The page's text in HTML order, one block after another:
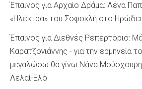
Έπαινος για Αρχαίο Δράμα: Λένα
«Ηλέκτρα» του Σοφοκλή στο
Έπαινος για Διεθνές Ρεπερτόριο:
Καρατζογιάννης - για την ερμηνεία
μεγαλώσω θα γίνω Νάνα
Λελαί-Ελό